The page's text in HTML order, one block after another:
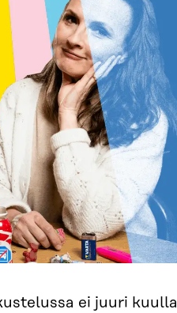
ei juuri kuulla